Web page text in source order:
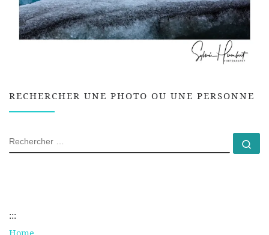
RECHERCHER UNE PHOTO OU UNE PERSONNE
RECHERCHER
:::